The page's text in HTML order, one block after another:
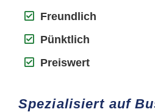
Freundlich
Pünktlich
Preiswert
Spezialisiert auf